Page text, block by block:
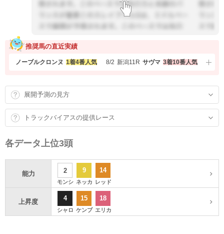
推奨馬の直近実績
ノーブルクロンヌ 1着4番人気 8/2 新潟11R サヴマ 3着10番人気 8/2
展開予測の見方
トラックバイアスの提供レース
各データ上位3頭
能力 2
モンシ
9
ネッカ
14
レッド
上昇度 4
シャロ
15
ケンブ
18
エリカ